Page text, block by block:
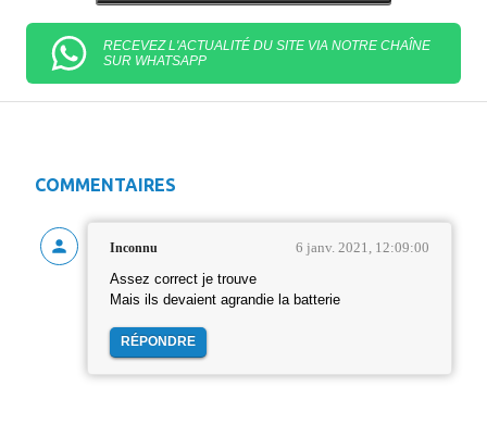
RECEVEZ L'ACTUALITÉ DU SITE VIA NOTRE CHAÎNE
SUR WHATSAPP
COMMENTAIRES
Inconnu 6 janv. 2021, 12:09:00
Assez correct je trouve
Mais ils devaient agrandie la batterie
RÉPONDRE